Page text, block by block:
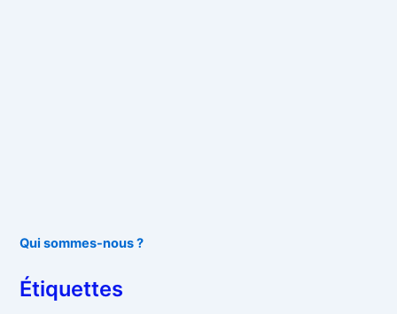
Qui sommes-nous ?
Étiquettes